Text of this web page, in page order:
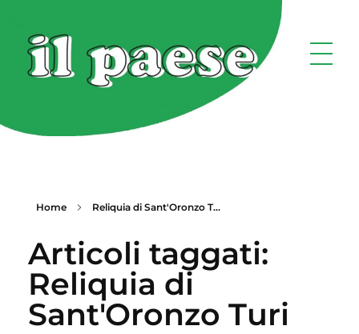
Home Reliquia di Sant'Oronzo T...
Articoli taggati:
Reliquia di
Sant'Oronzo Turi